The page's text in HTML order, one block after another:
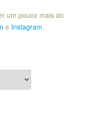
um pouco mais do
e Instagram.